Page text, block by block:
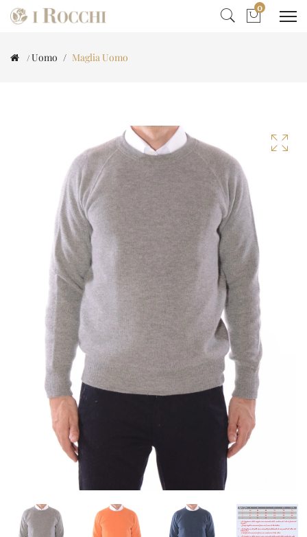
0
Uomo Maglia Uomo